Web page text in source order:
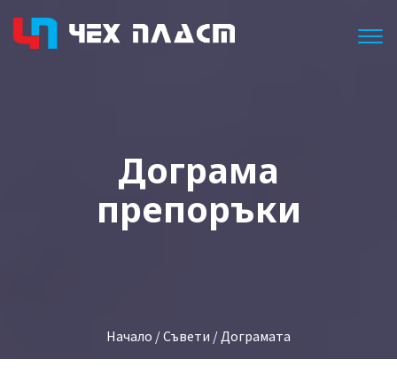
Дограма
препоръки
Начало /Съвети / Дограмата